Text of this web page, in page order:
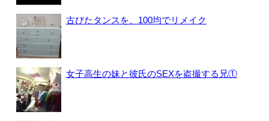
古びたタンスを、100均でリメイク
女子高生の妹と彼氏のSEXを盗撮する兄①